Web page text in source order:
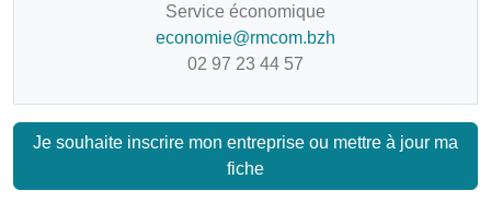
Service économique
economie@rmcom.bzh
02 97 23 44 57
Je souhaite inscrire mon entreprise ou mettre à jour ma
fiche